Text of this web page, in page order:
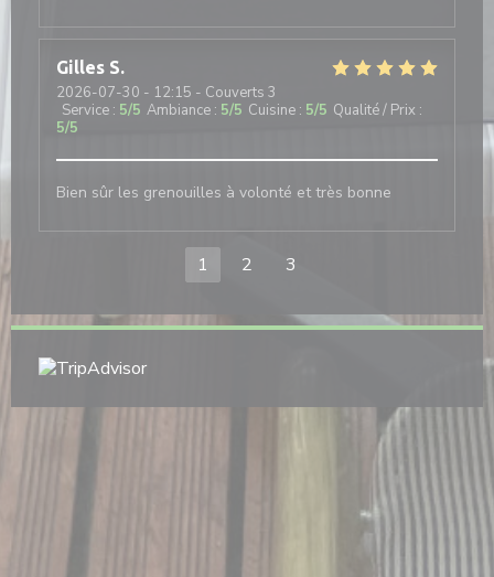
Gilles S
2026-07-30 - 12:15 - Couverts 3
Service : 5/5 Ambiance : 5/5 Cuisine : 5/5 Qualité / Prix :
5/5
Bien sûr les grenouilles à volonté et très bonne
1 2 3